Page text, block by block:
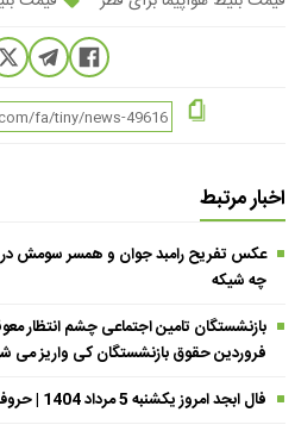
اخبار مرتبط
عکس تفریح رامبد جوان و همسر سومش در
چه شیکه
فروردین حقوق بازنشستگان کی واریز می
فال ابجد امروز یکشنبه 5 مرداد 1404 | حروف ابجد از تغییرات مثبت خبر می‌دهند !